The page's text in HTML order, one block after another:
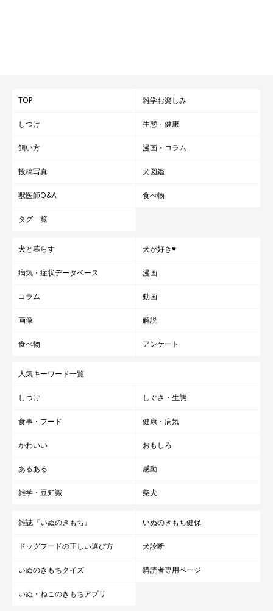
サンちゃん（1才／柴）は、学校から帰ってきてソファーでくつ
うっとりリラックスしています！
ふわもこできもちいい❤ほかの犬にあごのせしちゃう犬
TOP 雑学お楽しみ
しつけ 生態・健康
飼い方 漫画・コラム
投稿写真 犬図鑑
獣医師Q&A 食べ物
タグ一覧
犬と暮らす 犬が好き♥
病気・症状データベース 漫画
コラム 動画
画像 解説
食べ物 アンケート
人気キーワード一覧
しつけ しぐさ・生態
食事・フード 健康・病気
かわいい おもしろ
あるある 感動
雑学・豆知識 柴犬
雑誌『いぬのきもち』 いぬのきもち健保
ドッグフードの正しい選び方 犬診断
いぬのきもちクイズ 購読者専用ページ
いぬ・ねこのきもちアプリ